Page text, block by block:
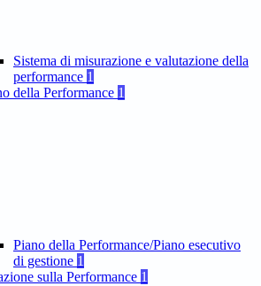
Sistema di misurazione e valutazione della
performance 1
della Performance 1
Piano della Performance/Piano esecutivo
di gestione 1
sulla Performance 1